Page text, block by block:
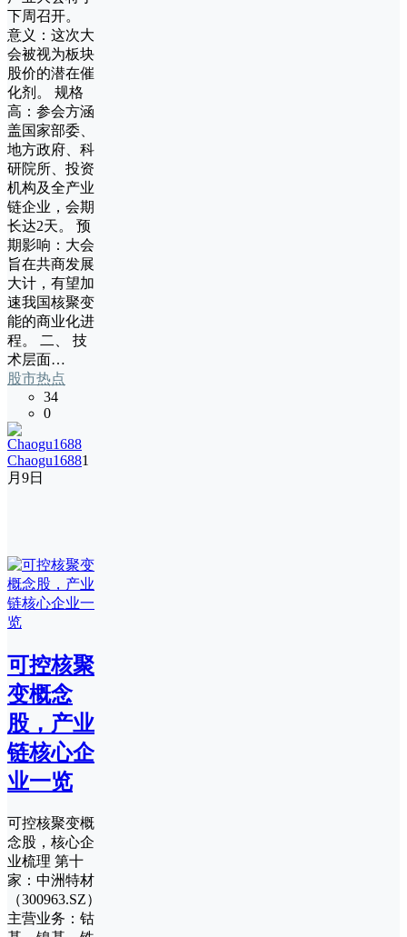
下周召开。
意义：这次大
会被视为板块
股价的潜在催
化剂。 规格
高：参会方涵
盖国家部委、
地方政府、科
研院所、投资
机构及全产业
链企业，会期
长达2天。 预
期影响：大会
旨在共商发展
大计，有望加
速我国核聚变
能的商业化进
程。 二、 技
术层面…
股市热点
34
0
Chaogu16881
月9日
可控核聚
变概念
股，产业
链核心企
业一览
可控核聚变概
念股，核心企
业梳理 第十
家：中洲特材
（300963.SZ）
主营业务：钴